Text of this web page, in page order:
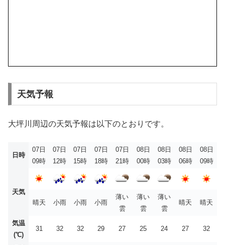
天気予報
大坪川周辺の天気予報は以下のとおりです。
日時
07日
09時
07日
12時
07日
15時
07日
18時
07日
21時
08日
00時
08日
03時
08日
06時
08日
09時
天気
晴天
小雨 小雨 小雨
薄い
雲
薄い
雲
薄い
雲
晴天 晴天
気温
(℃)
31 32 32 29 27 25 24 27 32